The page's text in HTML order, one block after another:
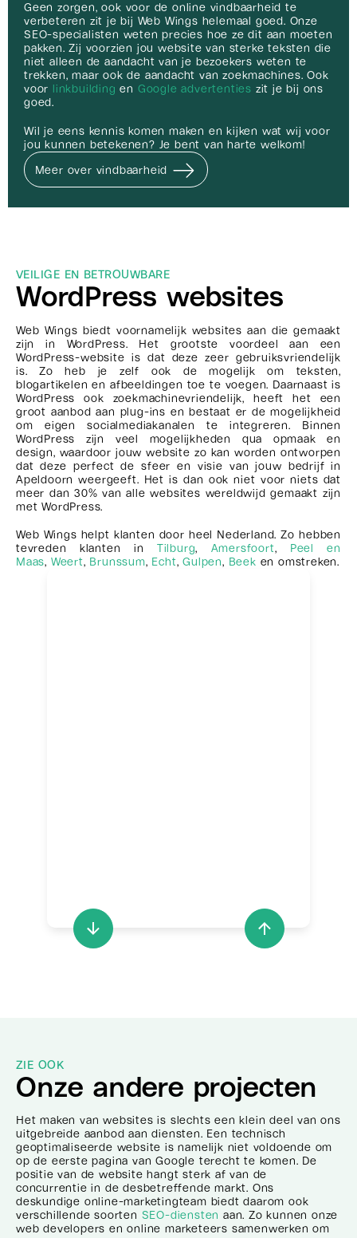
Geen zorgen, ook voor de online vindbaarheid te
verbeteren zit je bij Web Wings helemaal goed. Onze
SEO-specialisten weten precies hoe ze dit aan moeten
pakken. Zij voorzien jou website van sterke teksten die
niet alleen de aandacht van je bezoekers weten te
trekken, maar ook de aandacht van zoekmachines. Ook
voor linkbuilding en Google advertenties zit je bij ons
goed.
Wil je eens kennis komen maken en kijken wat wij voor
jou kunnen betekenen? Je bent van harte welkom!
Meer over vindbaarheid
VEILIGE EN BETROUWBARE
WordPress websites
Web Wings biedt voornamelijk websites aan die gemaakt
zijn in WordPress. Het grootste voordeel aan een
WordPress-website is dat deze zeer gebruiksvriendelijk
is. Zo heb je zelf ook de mogelijk om teksten,
blogartikelen en afbeeldingen toe te voegen. Daarnaast is
WordPress ook zoekmachinevriendelijk, heeft het een
groot aanbod aan plug-ins en bestaat er de mogelijkheid
om eigen socialmediakanalen te integreren. Binnen
WordPress zijn veel mogelijkheden qua opmaak en
design, waardoor jouw website zo kan worden ontworpen
dat deze perfect de sfeer en visie van jouw bedrijf in
Apeldoorn weergeeft. Het is dan ook niet voor niets dat
meer dan 30% van alle websites wereldwijd gemaakt zijn
met WordPress.
Web Wings helpt klanten door heel Nederland. Zo hebben
tevreden klanten in Tilburg, Amersfoort, Peel en
Maas, Weert, Brunssum, Echt,Gulpen, Beek en omstreken.
ZIE OOK
Onze andere projecten
Het maken van websites is slechts een klein deel van ons
uitgebreide aanbod aan diensten. Een technisch
geoptimaliseerde website is namelijk niet voldoende om
op de eerste pagina van Google terecht te komen. De
positie van de website hangt sterk af van de
concurrentie in de desbetreffende markt. Ons
deskundige online-marketingteam biedt daarom ook
verschillende soorten SEO-diensten aan. Zo kunnen onze
web developers en online marketeers samenwerken om